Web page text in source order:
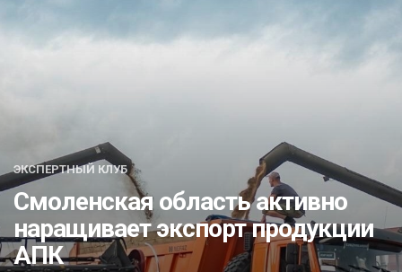
Факт
Акция
К 70-летию районного Дома культуры
Конкурс
Люди родного края
ЭКСПЕРТНЫЙ КЛУБ
Смоленская область активно
наращивает экспорт продукции
АПК